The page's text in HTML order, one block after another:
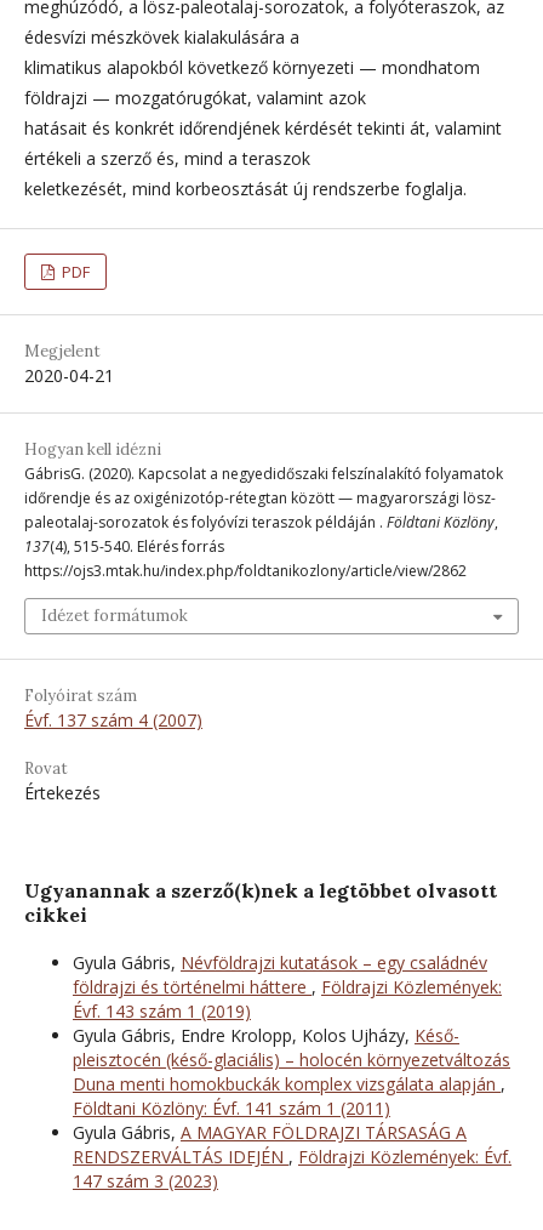
meghúzódó, a lösz-paleotalaj-sorozatok, a folyóteraszok, az
édesvízi mészkövek kialakulására a
klimatikus alapokból következő környezeti — mondhatom
földrajzi — mozgatórugókat, valamint azok
hatásait és konkrét időrendjének kérdését tekinti át, valamint
értékeli a szerző és, mind a teraszok
keletkezését, mind korbeosztását új rendszerbe foglalja.
PDF
Megjelent
2020-04-21
Hogyan kell idézni
GábrisG. (2020). Kapcsolat a negyedidőszaki felszínalakító folyamatok
időrendje és az oxigénizotóp-rétegtan között — magyarországi lösz-
paleotalaj-sorozatok és folyóvízi teraszok példáján . Földtani Közlöny,
137(4), 515-540. Elérés forrás
https://ojs3.mtak.hu/index.php/foldtanikozlony/article/view/2862
Idézet formátumok
Folyóirat szám
Évf. 137 szám 4 (2007)
Rovat
Értekezés
Ugyanannak a szerző(k)nek a legtöbbet olvasott
cikkei
Gyula Gábris, Névföldrajzi kutatások – egy családnév
földrajzi és történelmi háttere , Földrajzi Közlemények:
Évf. 143 szám 1 (2019)
Gyula Gábris, Endre Krolopp, Kolos Ujházy, Késő-
pleisztocén (késő-glaciális) – holocén környezetváltozás
Duna menti homokbuckák komplex vizsgálata alapján ,
Földtani Közlöny: Évf. 141 szám 1 (2011)
Gyula Gábris, A MAGYAR FÖLDRAJZI TÁRSASÁG A
RENDSZERVÁLTÁS IDEJÉN , Földrajzi Közlemények: Évf.
147 szám 3 (2023)